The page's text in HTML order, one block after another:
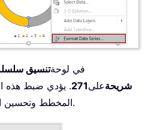
5. في لوحةتنسيق سلسلة
شريحةعلى271. يؤدي ضبط هذه
المخطط وتحسين الدقة البصرية لتأثير المقياس.